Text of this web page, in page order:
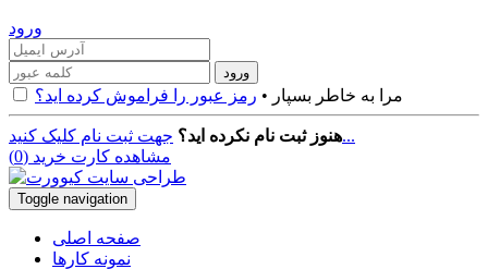
ورود
مرا به خاطر بسپار • رمز عبور را فراموش کرده اید؟
هنوز ثبت نام نکرده اید؟جهت ثبت نام کلیک کنید...
مشاهده کارت خرید (0
)
Toggle navigation
صفحه اصلی
نمونه کارها